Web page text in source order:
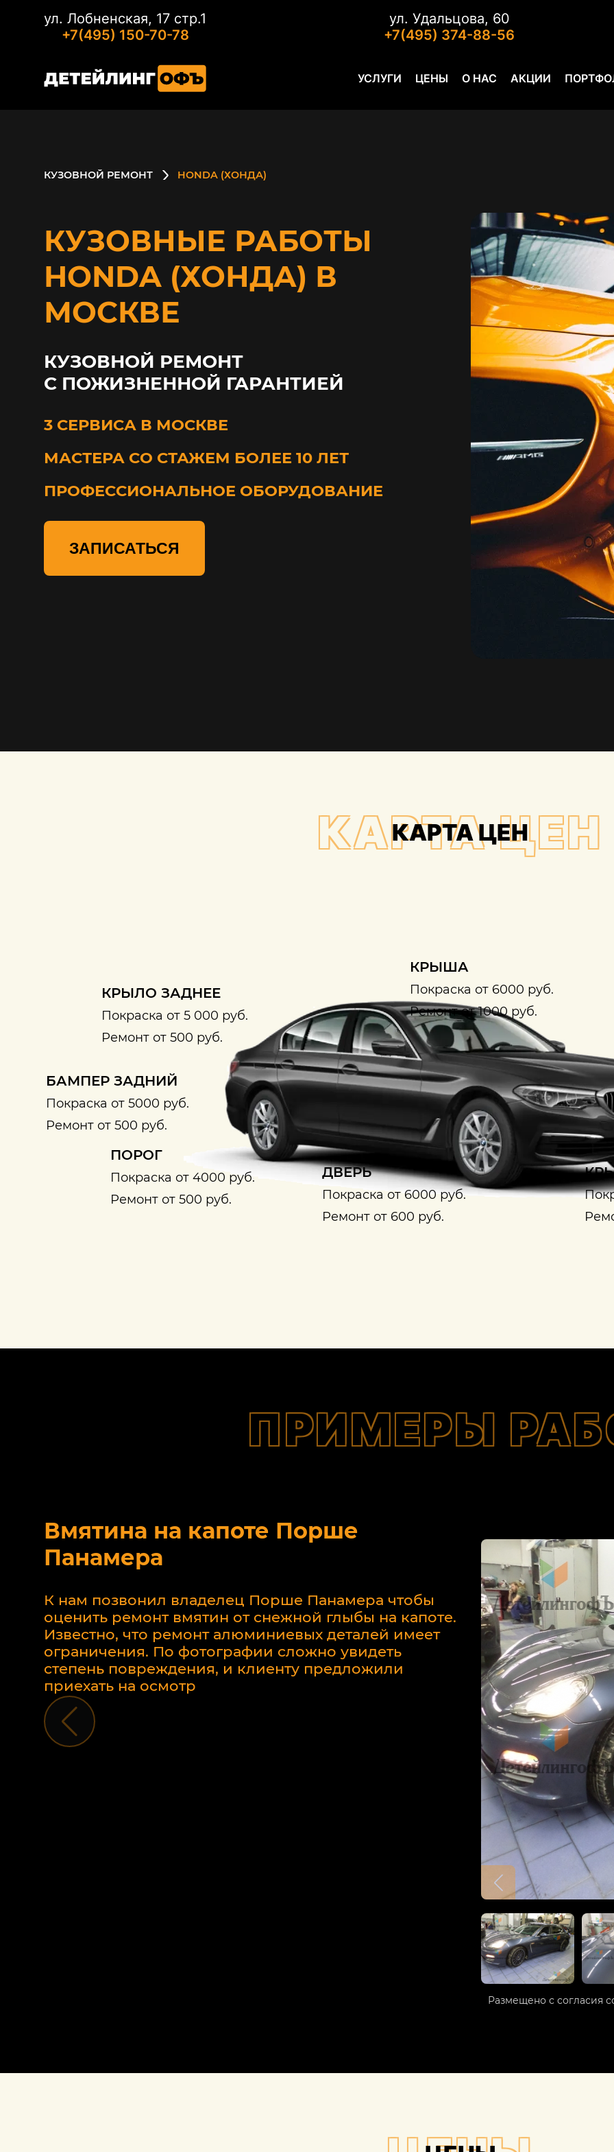
ул. Лобненская, 17 стр.1
+7(495) 150-70-78
ул. Удальцова, 60
+7(495) 374-88-56
УСЛУГИ ЦЕНЫ О НАС АКЦИИ
КУЗОВНОЙ РЕМОНТ HONDA (ХОНДА)
КУЗОВНЫЕ РАБОТЫ
HONDA (ХОНДА) В
МОСКВЕ
КУЗОВНОЙ РЕМОНТ
С ПОЖИЗНЕННОЙ ГАРАНТИЕЙ
3 СЕРВИСА В МОСКВЕ
МАСТЕРА СО СТАЖЕМ БОЛЕЕ 10 ЛЕТ
ПРОФЕССИОНАЛЬНОЕ ОБОРУДОВАНИЕ
ЗАПИСАТЬСЯ
КАРТА ЦЕН
КАРТА ЦЕН
КРЫША
Покраска от 6000 руб.
Ремонт от 1000 руб.
КРЫЛО ЗАДНЕЕ
Покраска от 5 000 руб.
Ремонт от 500 руб.
БАМПЕР ЗАДНИЙ
Покраска от 5000 руб.
Ремонт от 500 руб.
ПОРОГ
Покраска от 4000 руб.
Ремонт от 500 руб.
ДВЕРЬ
Покраска от 6000 руб.
Ремонт от 600 руб.
ПРИМЕРЫ
Вмятина на капоте Порше
Панамера
К нам позвонил владелец Порше Панамера чтобы
оценить ремонт вмятин от снежной глыбы на капоте.
Известно, что ремонт алюминиевых деталей имеет
ограничения. По фотографии сложно увидеть
степень повреждения, и клиенту предложили
приехать на осмотр
Размещено с согласия